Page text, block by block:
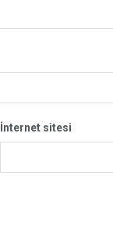
İnternet sitesi